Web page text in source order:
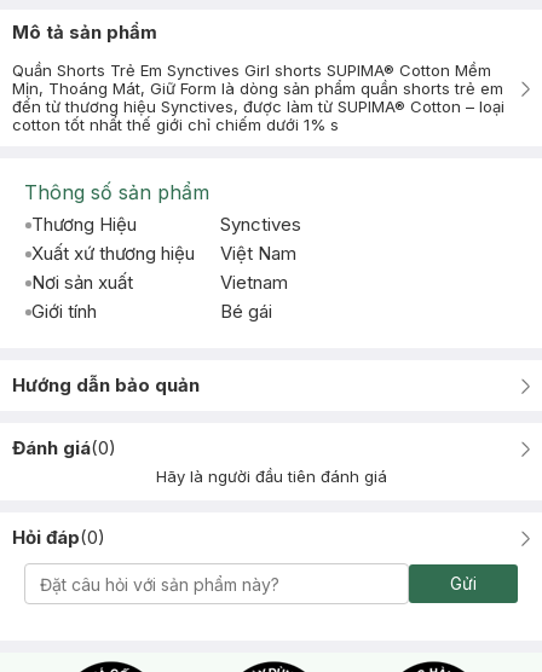
Mô tả sản phẩm
Quần Shorts Trẻ Em Synctives Girl shorts SUPIMA® Cotton Mềm
Mịn, Thoáng Mát, Giữ Form là dòng sản phẩm quần shorts trẻ em
đến từ thương hiệu Synctives, được làm từ SUPIMA® Cotton – loại
cotton tốt nhất thế giới chỉ chiếm dưới 1% s
Thông số sản phẩm
Thương Hiệu
Synctives
Xuất xứ thương hiệu
Việt Nam
Nơi sản xuất
Vietnam
Giới tính
Bé gái
Hướng dẫn bảo quản
Đánh giá(0)
Hãy là người đầu tiên đánh giá
Hỏi đáp(0)
Gửi